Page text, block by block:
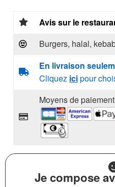
Avis sur le
Burgers, halal,
En livraison
Cliquez icipour
Moyens de
Je compose